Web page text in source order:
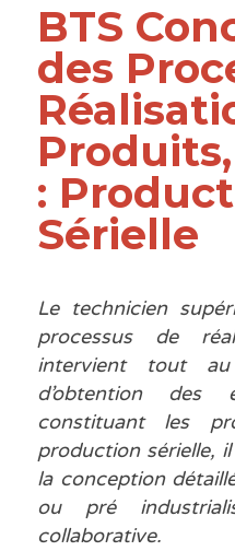
BTS
des
:
Sérielle
Le technicien
processus de
intervient tout
d’obtention des
constituant les
production sérielle,
la conception
ou pré
collaborative.